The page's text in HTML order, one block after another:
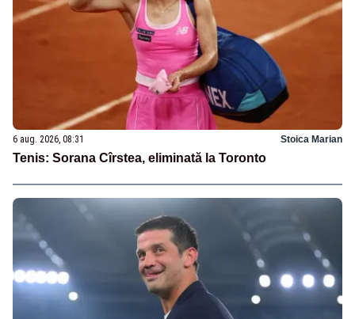
6 aug. 2026, 08:31 Stoica Marian
Tenis: Sorana Cîrstea, eliminată la Toronto